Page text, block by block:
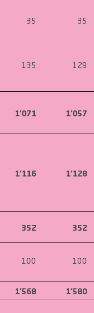
35 35
135 129
1'071 1'057
1'116 1'128
352 352
100 100
1'568 1'580